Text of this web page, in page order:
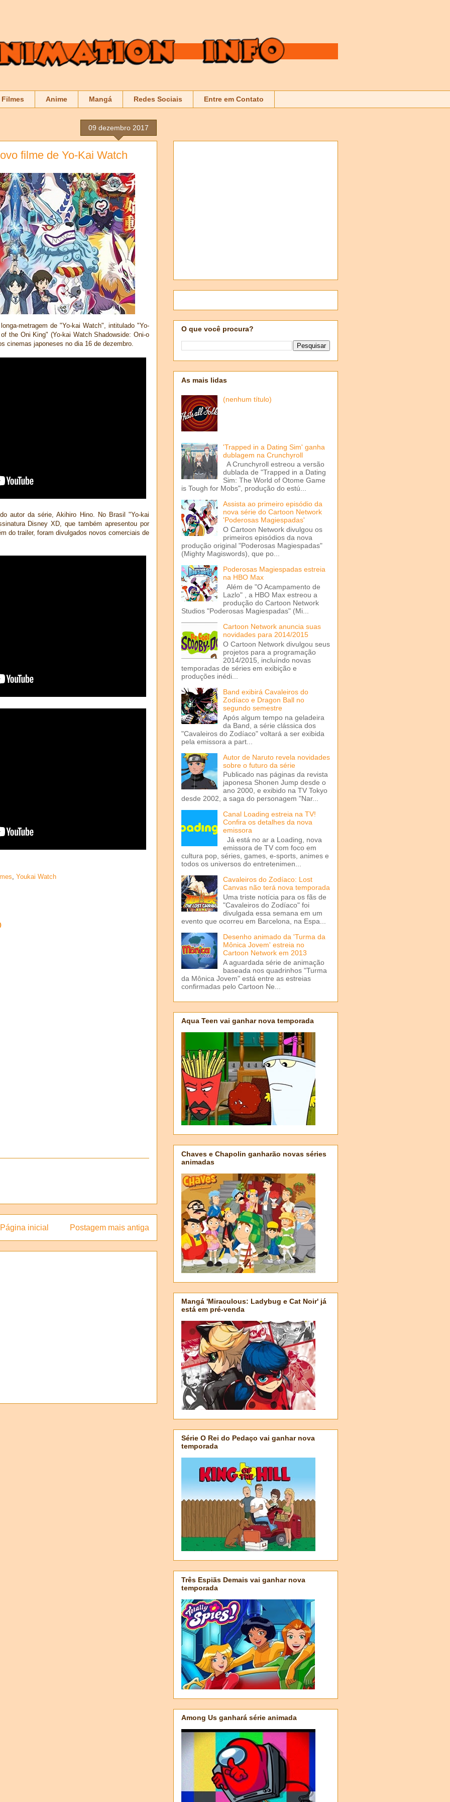
Filmes Anime Mangá Redes Sociais Entre em Contato
09 dezembro 2017
filme de Yo-Kai Watch
metragem de "Yo-kai Watch", intitulado "Yo-
the Oni King" (Yo-kai Watch Shadowside: Oni-o
cinemas japoneses no dia 16 de dezembro.
autor da série, Akihiro Hino. No Brasil "Yo-kai
Disney XD, que também apresentou por
do trailer, foram divulgados novos comerciais de
, Youkai Watch
Postagem mais antiga
Página inicial
O que você procura?
As mais lidas
(nenhum título)
'Trapped in a Dating Sim' ganha
dublagem na Crunchyroll
A Crunchyroll estreou a versão
dublada de "Trapped in a Dating
Sim: The World of Otome Game
is Tough for Mobs", produção do estú...
Assista ao primeiro episódio da
nova série do Cartoon Network
'Poderosas Magiespadas'
O Cartoon Network divulgou os
primeiros episódios da nova
produção original "Poderosas Magiespadas"
(Mighty Magiswords), que po...
Poderosas Magiespadas estreia
na HBO Max
Além de "O Acampamento de
Lazlo" , a HBO Max estreou a
produção do Cartoon Network
Studios "Poderosas Magiespadas" (Mi...
Cartoon Network anuncia suas
novidades para 2014/2015
O Cartoon Network divulgou seus
projetos para a programação
2014/2015, incluíndo novas
temporadas de séries em exibição e
produções inédi...
Band exibirá Cavaleiros do
Zodíaco e Dragon Ball no
segundo semestre
Após algum tempo na geladeira
da Band, a série clássica dos
"Cavaleiros do Zodíaco" voltará a ser exibida
pela emissora a part...
Autor de Naruto revela novidades
sobre o futuro da série
Publicado nas páginas da revista
japonesa Shonen Jump desde o
ano 2000, e exibido na TV Tokyo
desde 2002, a saga do personagem "Nar...
Canal Loading estreia na TV!
Confira os detalhes da nova
emissora
Já está no ar a Loading, nova
emissora de TV com foco em
cultura pop, séries, games, e-sports, animes e
todos os universos do entretenimen...
Cavaleiros do Zodíaco: Lost
Canvas não terá nova temporada
Uma triste notícia para os fãs de
"Cavaleiros do Zodíaco" foi
divulgada essa semana em um
evento que ocorreu em Barcelona, na Espa...
Desenho animado da 'Turma da
Mônica Jovem' estreia no
Cartoon Network em 2013
A aguardada série de animação
baseada nos quadrinhos "Turma
da Mônica Jovem" está entre as estreias
confirmadas pelo Cartoon Ne...
Aqua Teen vai ganhar nova temporada
Chaves e Chapolin ganharão novas séries
animadas
Mangá 'Miraculous: Ladybug e Cat Noir' já
está em pré-venda
Série O Rei do Pedaço vai ganhar nova
temporada
Três Espiãs Demais vai ganhar nova
temporada
Among Us ganhará série animada